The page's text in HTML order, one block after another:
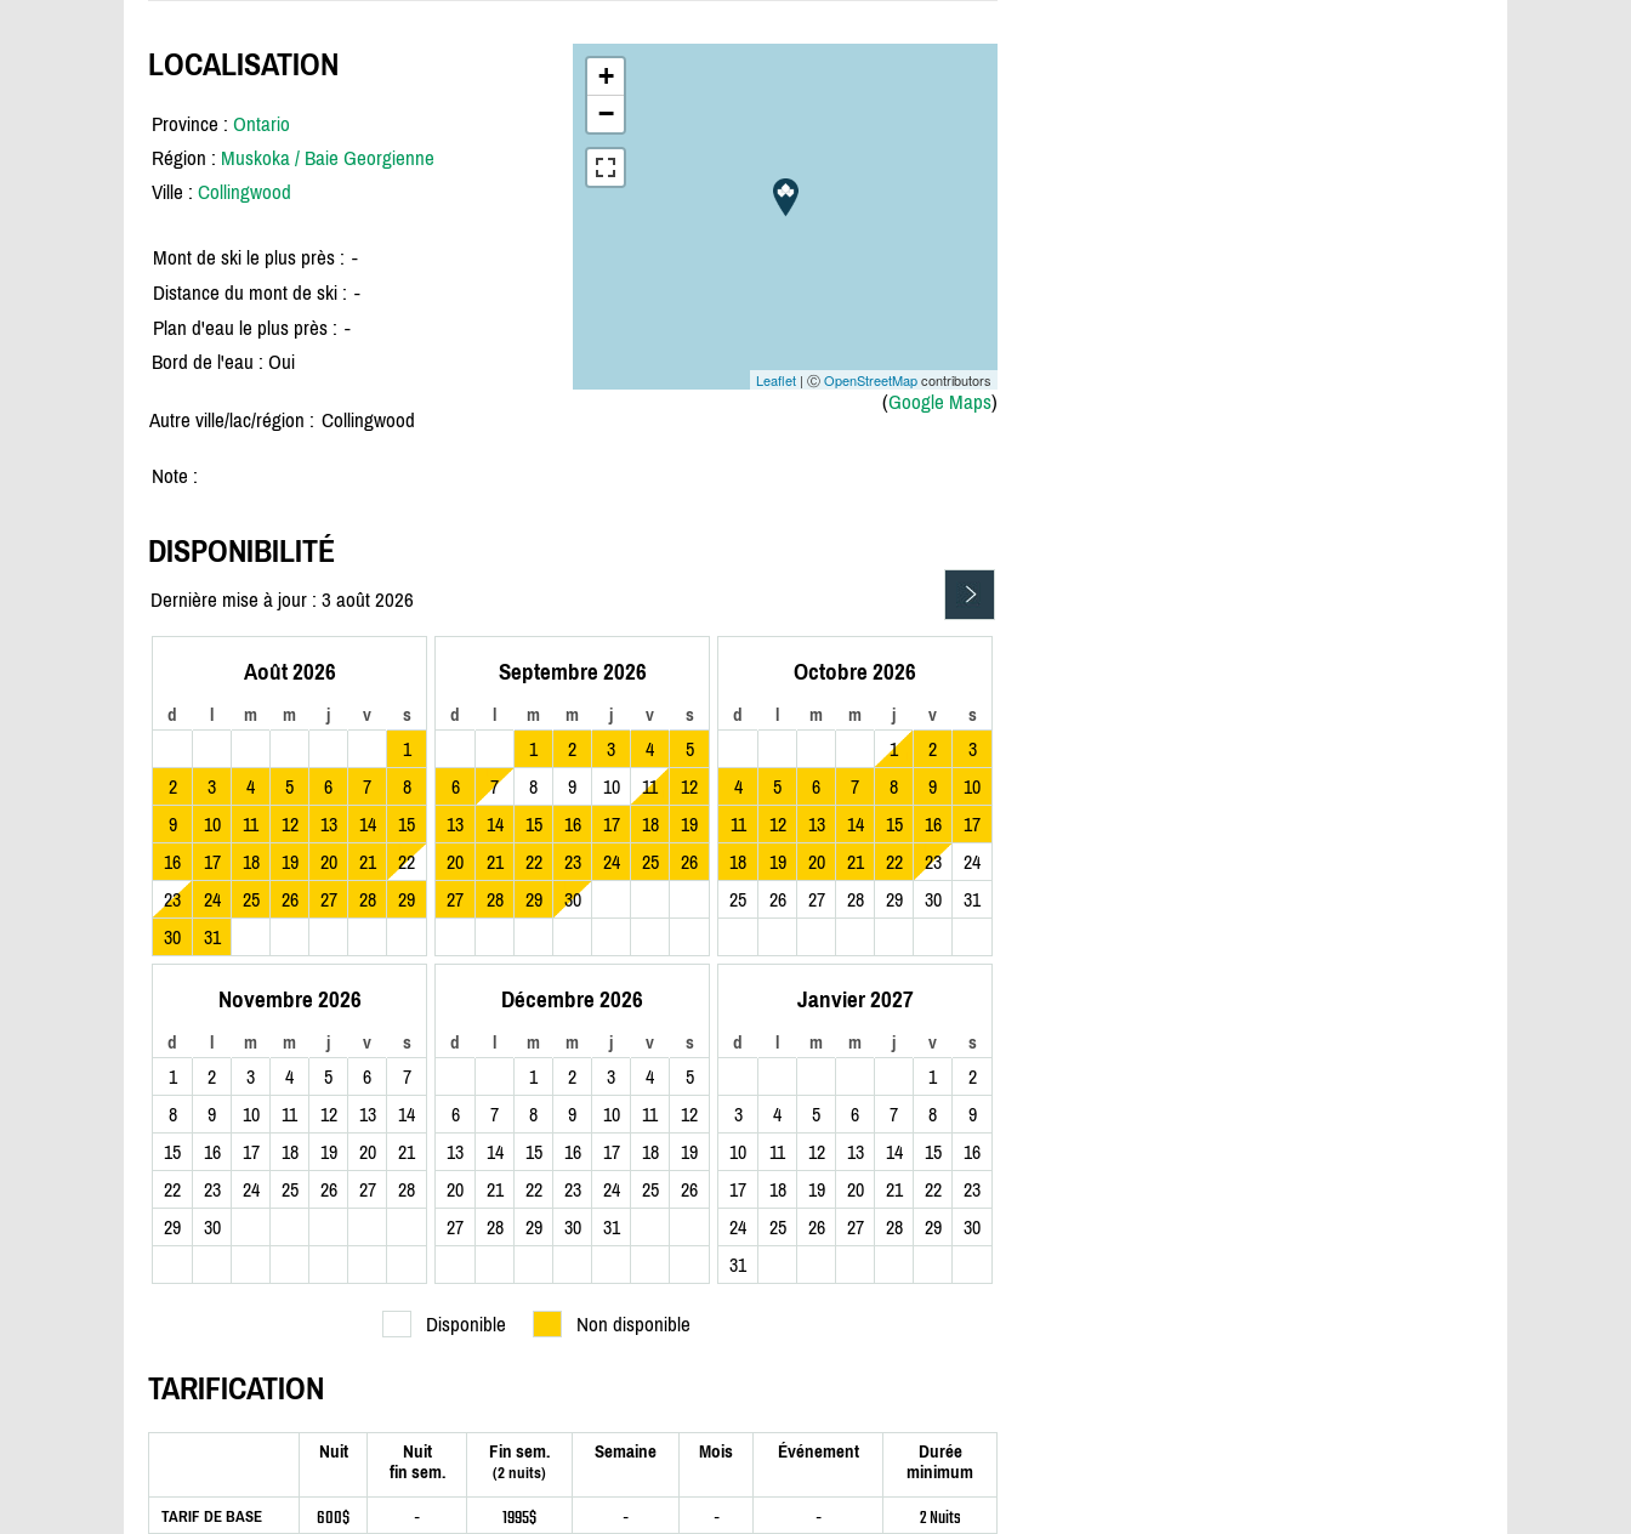
+
−
Leaflet | ⒸOpenStreetMapcontributors
(Google Maps)
LOCALISATION
Province : Ontario
Région : Muskoka / Baie Georgienne
Ville : Collingwood
Mont de ski le plus près : -
Distance du mont de ski : -
Plan d'eau le plus près : -
Bord de l'eau : Oui
Autre ville/lac/région : Collingwood
Note :
DISPONIBILITÉ
Dernière mise à jour : 3 août 2026
Août 2026
d l m m j v s
1
2
3 4 5 6 7
8
9
10 11 12 13 14
15
16
17 18 19 20 21
22
23
24 25 26 27 28
29
30
31
Septembre 2026
d l m m j v s
1 2 3 4
5
6
7 8 9 10 11
12
13
14 15 16 17 18
19
20
21 22 23 24 25
26
27
28 29 30
Octobre 2026
d l m m j v s
1 2
3
4
5 6 7 8 9
10
11
12 13 14 15 16
17
18
19 20 21 22 23
24
25
26 27 28 29 30 31
Novembre 2026
d l m m j v s
1 2 3 4 5 6
7
8
9 10 11 12 13
14
15
16 17 18 19 20
21
22
23 24 25 26 27
28
29
30
Décembre 2026
d l m m j v s
1 2 3 4
5
6
7 8 9 10 11
12
13
14 15 16 17 18
19
20
21 22 23 24 25
26
27
28 29 30 31
Janvier 2027
d l m m j v s
1
2
3
4 5 6 7 8
9
10
11 12 13 14 15
16
17
18 19 20 21 22
23
24
25 26 27 28 29
30
31
Disponible Non disponible
TARIFICATION
Nuit
Nuit
fin sem.
Fin sem.
(2 nuits)
Semaine Mois Événement
Durée
minimum
TARIF DE BASE 600$ - 1995$ - - - 2 Nuits